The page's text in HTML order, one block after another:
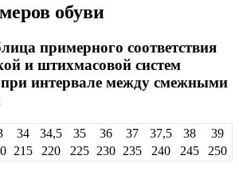
обуви
примерного соответствия
и штихмасовой систем
при интервале между смежными
34 34,5 35 36 37 37,5 38
39
215 220 225 230 235 240 245 250